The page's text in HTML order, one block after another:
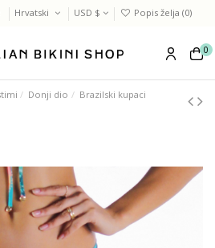
Hrvatski USD $ Popis želja (0)
0
Donji dio
Brazilski kupaci